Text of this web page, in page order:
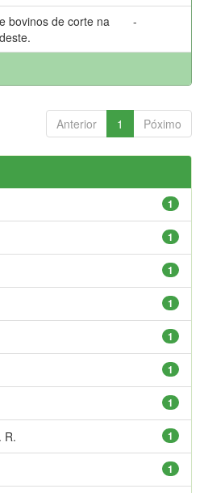
bovinos de corte na
-
Anterior 1 Póximo
1
1
1
1
1
1
1
1
R.
1